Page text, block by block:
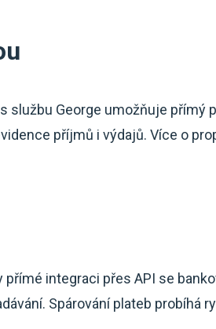
službu George umožňuje přímý
příjmů i výdajů. Více o
integraci přes API se
Spárování plateb probíhá